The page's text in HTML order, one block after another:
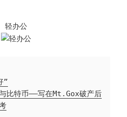
轻办公
”
比特币——写在Mt.Gox破产后